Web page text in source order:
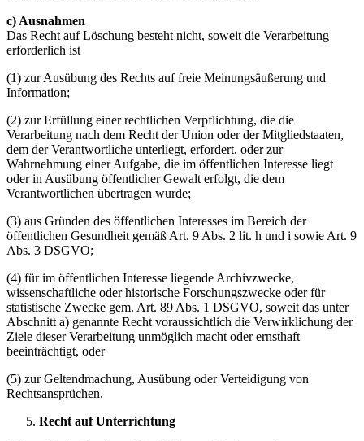
c) Ausnahmen
Das Recht auf Löschung besteht nicht, soweit die Verarbeitung
erforderlich ist
(1) zur Ausübung des Rechts auf freie Meinungsäußerung und
Information;
(2) zur Erfüllung einer rechtlichen Verpflichtung, die die
Verarbeitung nach dem Recht der Union oder der Mitgliedstaaten,
dem der Verantwortliche unterliegt, erfordert, oder zur
Wahrnehmung einer Aufgabe, die im öffentlichen Interesse liegt
oder in Ausübung öffentlicher Gewalt erfolgt, die dem
Verantwortlichen übertragen wurde;
(3) aus Gründen des öffentlichen Interesses im Bereich der
öffentlichen Gesundheit gemäß Art. 9 Abs. 2 lit. h und i sowie Art. 9
Abs. 3 DSGVO;
(4) für im öffentlichen Interesse liegende Archivzwecke,
wissenschaftliche oder historische Forschungszwecke oder für
statistische Zwecke gem. Art. 89 Abs. 1 DSGVO, soweit das unter
Abschnitt a) genannte Recht voraussichtlich die Verwirklichung der
Ziele dieser Verarbeitung unmöglich macht oder ernsthaft
beeinträchtigt, oder
(5) zur Geltendmachung, Ausübung oder Verteidigung von
Rechtsansprüchen.
Recht auf Unterrichtung